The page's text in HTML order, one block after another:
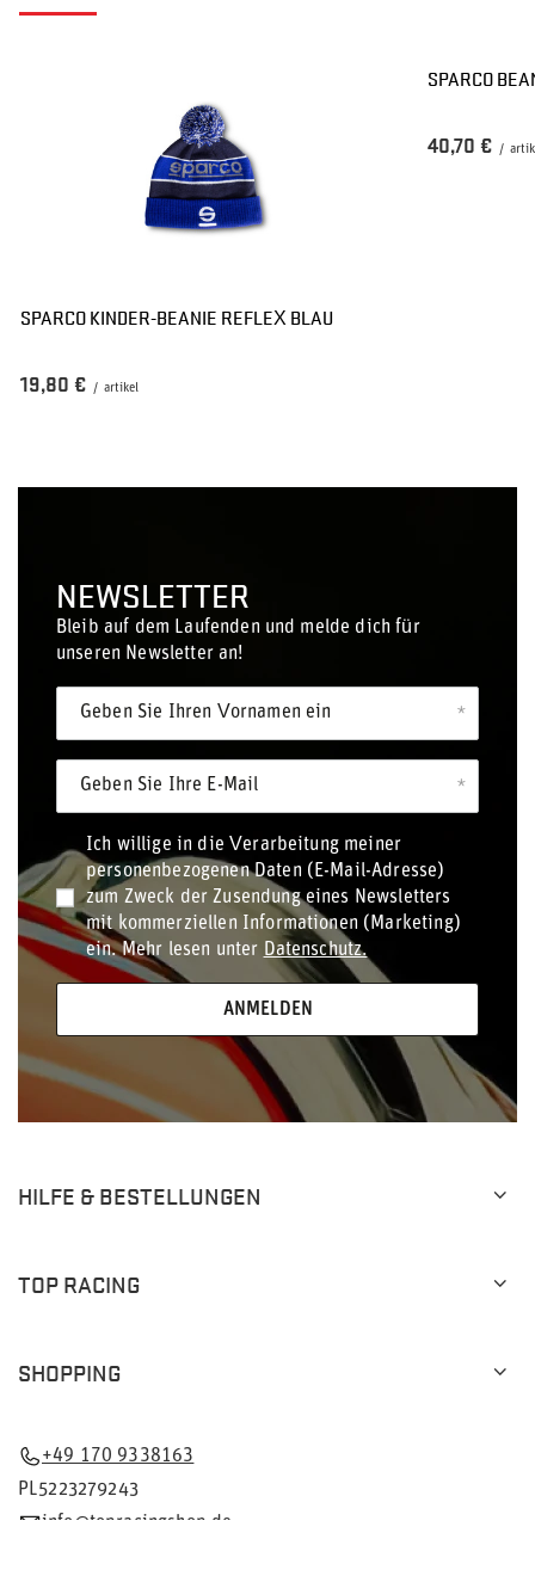
SPARCO KINDER-BEANIE REFLEX BLAU
19,80 € / artikel
SPARCO
40,70 € /
NEWSLETTER
Bleib auf dem Laufenden und melde dich für
unseren Newsletter an!
Geben Sie Ihren Vornamen ein
Geben Sie Ihre E-Mail
Ich willige in die Verarbeitung meiner
personenbezogenen Daten (E-Mail-Adresse)
zum Zweck der Zusendung eines Newsletters
mit kommerziellen Informationen (Marketing)
ein. Mehr lesen unter Datenschutz.
ANMELDEN
HILFE & BESTELLUNGEN
TOP RACING
SHOPPING
+49 170 9338163
PL5223279243
info@topracingshop.de